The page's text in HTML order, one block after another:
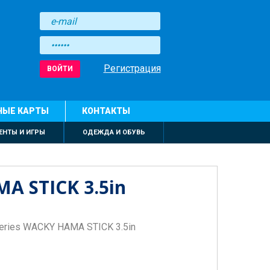
ВОЙТИ Регистрация
КАРТЫ КОНТАКТЫ
И ИГРЫ ОДЕЖДА И ОБУВЬ
STICK 3.5in
WACKY HAMA STICK 3.5in